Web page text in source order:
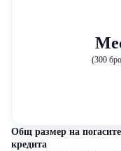
(300
Общ размер на
кредита